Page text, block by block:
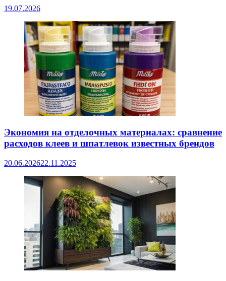
19.07.2026
Экономия на отделочных материалах: сравнение
расходов клеев и шпатлевок известных брендов
20.06.202622.11.2025